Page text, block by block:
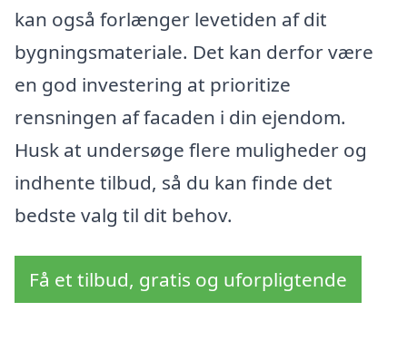
kan også forlænger levetiden af dit
bygningsmateriale. Det kan derfor være
en god investering at prioritize
rensningen af facaden i din ejendom.
Husk at undersøge flere muligheder og
indhente tilbud, så du kan finde det
bedste valg til dit behov.
Få et tilbud, gratis og uforpligtende